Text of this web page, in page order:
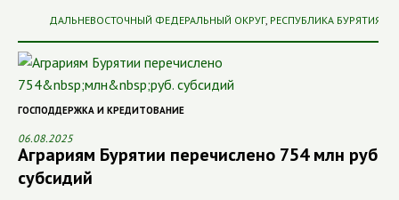
ДАЛЬНЕВОСТОЧНЫЙ ФЕДЕРАЛЬНЫЙ ОКРУГ, РЕСПУБЛИКА БУРЯТИЯ
ГОСПОДДЕРЖКА И КРЕДИТОВАНИЕ
06.08.2025
Аграриям Бурятии перечислено 754 млн руб.
субсидий